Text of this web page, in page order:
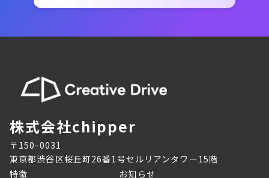
株式会社chipper
〒150-0031
東京都渋谷区桜丘町26番1号セルリアンタワー15階
特徴
お知らせ